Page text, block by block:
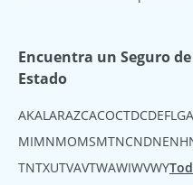
Encuentra un Seguro
Estado
AKAL ARAZCACOCTDCDEFL GA
MIMNMOMSMTNCNDNENH
TNTXUTVAVTWAWIWVWY